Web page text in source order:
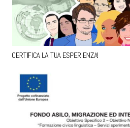
CERTIFICA LA TUA ESPERIENZA!